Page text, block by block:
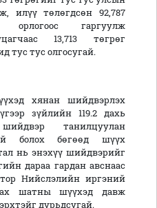
илүү төлөгдсөн 92,787
гаргуулж
13,713 төгрөг
тус тус олгосугай.
хянан шийдвэрлэх
зүйлийн 119.2 дахь
танилцуулан
болох бөгөөд шүүх
нь энэхүү шийдвэрийг
дараа гардан авснаас
Нийслэлийн иргэний
шатны шүүхэд давж
дурьдсугай.